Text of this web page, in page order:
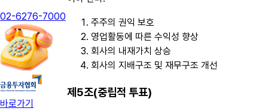
02-6276-7000
바로가기
주주의 권익 보호
영업활동에 따른 수익성 향상
회사의 내재가치 상승
회사의 지배구조 및 재무구조 개선
제5조(중립적 투표)